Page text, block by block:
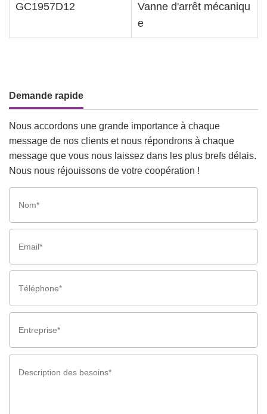
GC1957D12
Vanne d'arrêt mécaniqu
e
Demande rapide
Nous accordons une grande importance à chaque
message de nos clients et nous répondrons à chaque
message que vous nous laissez dans les plus brefs délais.
Nous nous réjouissons de votre coopération !